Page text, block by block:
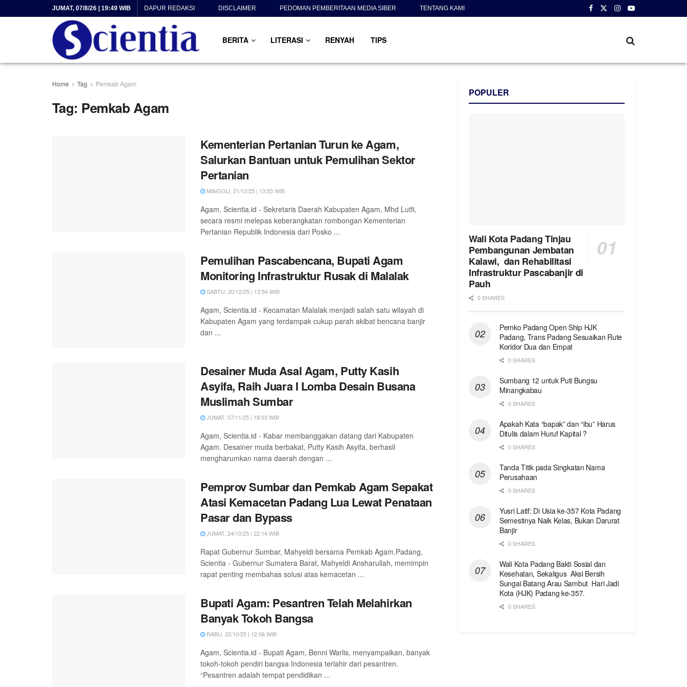
JUMAT, 07/8/26 | 19:49 WIB DAPUR REDAKSI DISCLAIMER PEDOMAN PEMBERITAAN MEDIA SIBER TENTANG KAMI
BERITA LITERASI RENYAH TIPS
Home Tag Pemkab Agam
Tag: Pemkab Agam
Kementerian Pertanian Turun ke Agam,
Salurkan Bantuan untuk Pemulihan Sektor
Pertanian
MINGGU, 21/12/25 | 13:53 WIB
Agam, Scientia.id - Sekretaris Daerah Kabupaten Agam, Mhd Lutfi,
secara resmi melepas keberangkatan rombongan Kementerian
Pertanian Republik Indonesia dari Posko ...
Pemulihan Pascabencana, Bupati Agam
Monitoring Infrastruktur Rusak di Malalak
SABTU, 20/12/25 | 13:54 WIB
Agam, Scientia.id - Kecamatan Malalak menjadi salah satu wilayah di
Kabupaten Agam yang terdampak cukup parah akibat bencana banjir
dan ...
Desainer Muda Asal Agam, Putty Kasih
Asyifa, Raih Juara I Lomba Desain Busana
Muslimah Sumbar
JUMAT, 07/11/25 | 18:53 WIB
Agam, Scientia.id - Kabar membanggakan datang dari Kabupaten
Agam. Desainer muda berbakat, Putty Kasih Asyifa, berhasil
mengharumkan nama daerah dengan ...
Pemprov Sumbar dan Pemkab Agam Sepakat
Atasi Kemacetan Padang Lua Lewat Penataan
Pasar dan Bypass
JUMAT, 24/10/25 | 22:14 WIB
Rapat Gubernur Sumbar, Mahyeldi bersama Pemkab Agam.Padang,
Scientia - Gubernur Sumatera Barat, Mahyeldi Ansharullah, memimpin
rapat penting membahas solusi atas kemacetan ...
Bupati Agam: Pesantren Telah Melahirkan
Banyak Tokoh Bangsa
RABU, 22/10/25 | 12:06 WIB
Agam, Scientia.id - Bupati Agam, Benni Warlis, menyampaikan, banyak
tokoh-tokoh pendiri bangsa Indonesia terlahir dari pesantren.
“Pesantren adalah tempat pendidikan ...
POPULER
Wali Kota Padang Tinjau
Pembangunan Jembatan
Kalawi, dan Rehabilitasi
Infrastruktur Pascabanjir di
Pauh
0 SHARES
Pemko Padang Open Ship HJK
Padang, Trans Padang Sesuaikan Rute
Koridor Dua dan Empat
0 SHARES
Sumbang 12 untuk Puti Bungsu
Minangkabau
0 SHARES
Apakah Kata “bapak” dan “ibu” Harus
Ditulis dalam Huruf Kapital ?
0 SHARES
Tanda Titik pada Singkatan Nama
Perusahaan
0 SHARES
Yusri Latif: Di Usia ke-357 Kota Padang
Semestinya Naik Kelas, Bukan Darurat
Banjir
0 SHARES
Wali Kota Padang Bakti Sosial dan
Kesehatan, Sekaligus Aksi Bersih
Sungai Batang Arau Sambut Hari Jadi
Kota (HJK) Padang ke-357.
0 SHARES